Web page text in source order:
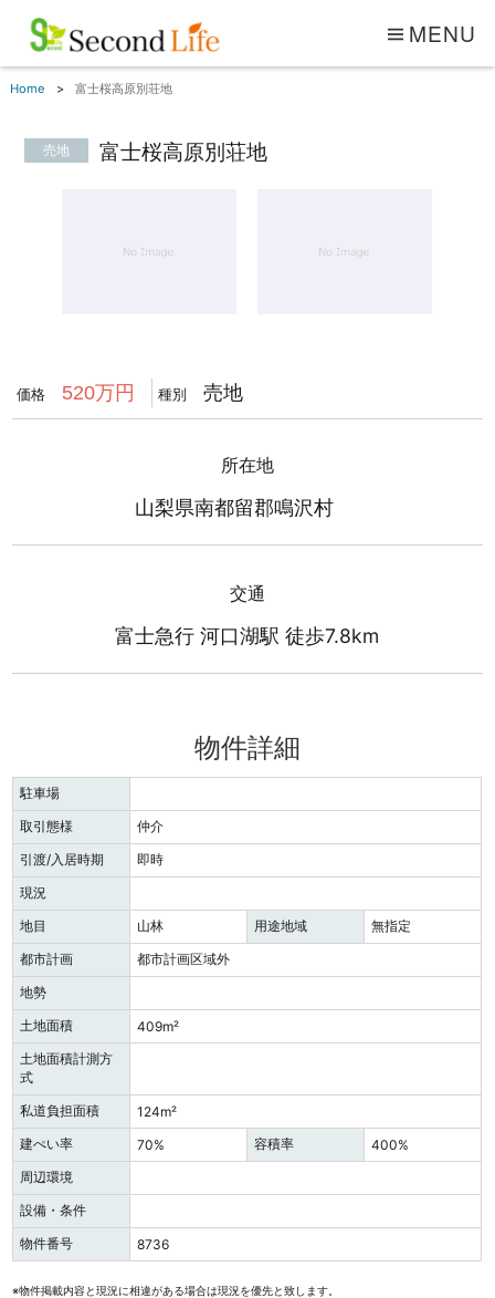
MENU
Home 富士桜高原別荘地
売地 富士桜高原別荘地
価格 520万円 種別 売地
所在地
山梨県南都留郡鳴沢村
交通
富士急行 河口湖駅 徒歩7.8km
物件詳細
駐車場
取引態様
仲介
引渡/入居時期
即時
現況
地目
山林 用途地域
無指定
都市計画
都市計画区域外
地勢
土地面積
409m²
土地面積計測方
式
私道負担面積
124m²
建ぺい率
70% 容積率
400%
周辺環境
設備・条件
物件番号
8736
※物件掲載内容と現況に相違がある場合は現況を優先と致します。